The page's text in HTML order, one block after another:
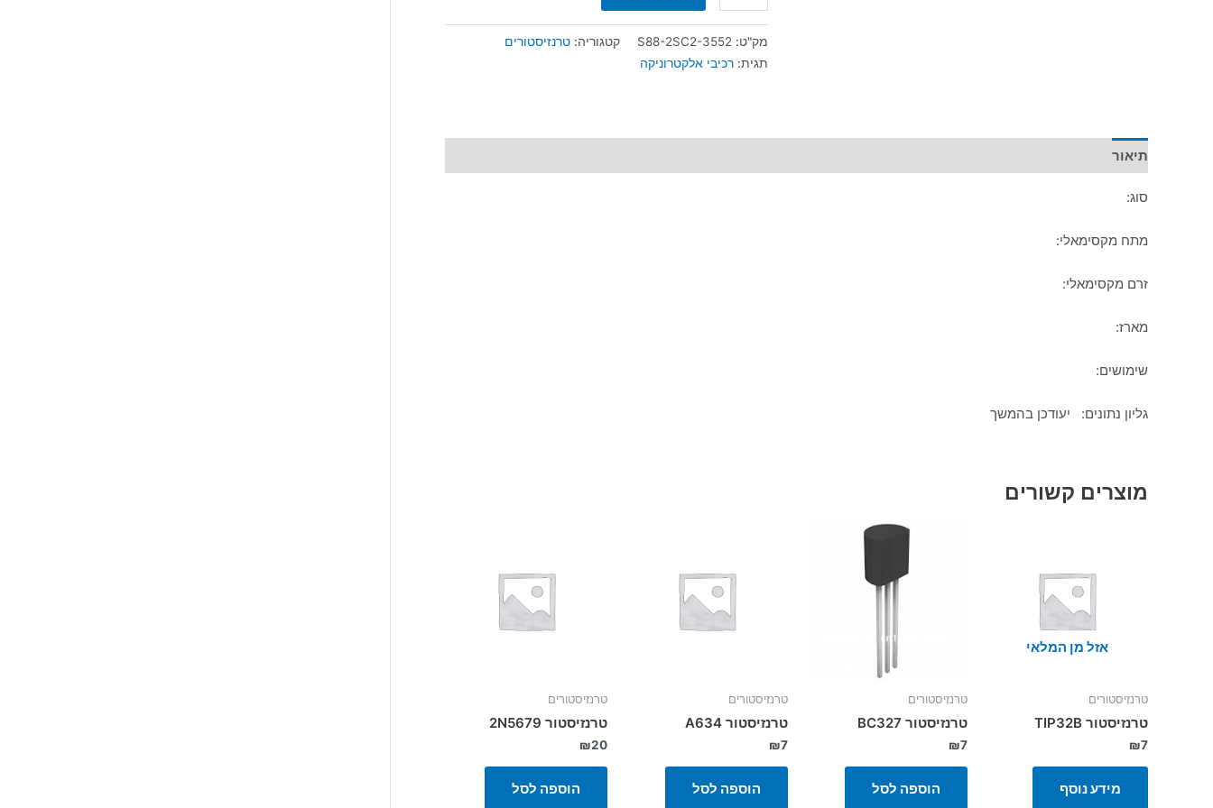
מק"ט: S88-2SC2-3552 קטגוריה: טרנזיסטורים
תגית: רכיבי אלקטרוניקה
תיאור
סוג:
מתח מקסימאלי:
זרם מקסימאלי:
מארז:
שימושים:
גליון נתונים: יעודכן בהמשך
מוצרים קשורים
אזל מן המלאי
טרנזיסטורים
טרנזיסטור TIP32B
₪7
מידע נוסף
טרנזיסטורים
טרנזיסטור BC327
₪7
הוספה לסל
טרנזיסטורים
טרנזיסטור A634
₪7
הוספה לסל
טרנזיסטורים
טרנזיסטור 2N5679
₪20
הוספה לסל